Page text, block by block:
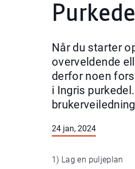
Når du starter
overveldende
derfor noen
i Ingris
24 jan, 2024
1) Lag en puljeplan